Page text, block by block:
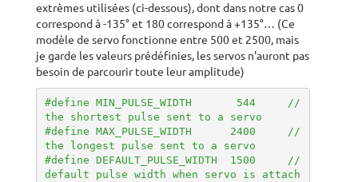
extrèmes utilisées (ci-dessous), dont dans notre cas 0
correspond à -135° et 180 correspond à +135°… (Ce
modèle de servo fonctionne entre 500 et 2500, mais
je garde les valeurs prédéfinies, les servos n'auront pas
besoin de parcourir toute leur amplitude)
#define MIN_PULSE_WIDTH       544     //
the shortest pulse sent to a servo
#define MAX_PULSE_WIDTH      2400     //
the longest pulse sent to a servo
#define DEFAULT_PULSE_WIDTH  1500     //
default pulse width when servo is attach